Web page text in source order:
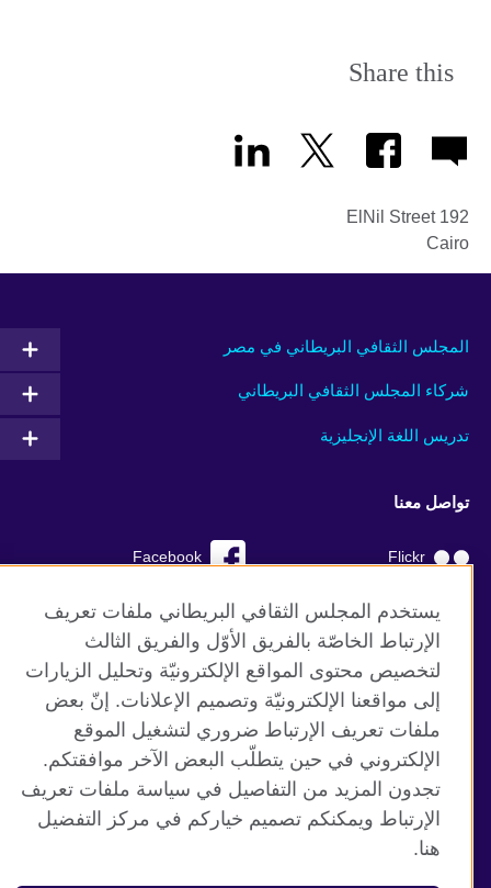
Share this
192 ElNil Street
Cairo
المجلس الثقافي البريطاني في مصر
شركاء المجلس الثقافي البريطاني
تدريس اللغة الإنجليزية
تواصل معنا
Facebook Flickr
YouTube RSS
TikTok
موقع المجلس الثقافي البريطاني العالمي
الخصوصية وشروط الاستخدام
ملفات تعريف الإرتباط
خارطة الموقع
يستخدم المجلس الثقافي البريطاني ملفات تعريف
الإرتباط الخاصّة بالفريق الأوّل والفريق الثالث
لتخصيص محتوى المواقع الإلكترونيّة وتحليل الزيارات
إلى مواقعنا الإلكترونيّة وتصميم الإعلانات. إنّ بعض
ملفات تعريف الإرتباط ضروري لتشغيل الموقع
الإلكتروني في حين يتطلّب البعض الآخر موافقتكم.
تجدون المزيد من التفاصيل في سياسة ملفات تعريف
الإرتباط ويمكنكم تصميم خياركم في مركز التفضيل
هنا.